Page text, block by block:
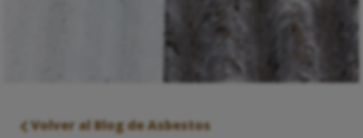
Volver al Blog de Asbestos